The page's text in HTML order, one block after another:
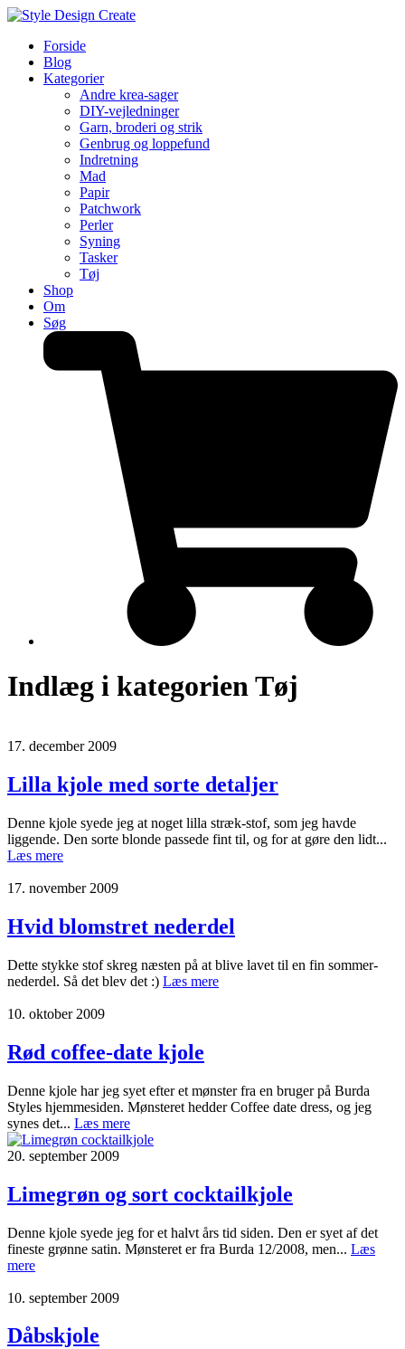
Forside
Blog
Kategorier
Andre krea-sager
DIY-vejledninger
Garn, broderi og strik
Genbrug og loppefund
Indretning
Mad
Papir
Patchwork
Perler
Syning
Tasker
Tøj
Shop
Om
Søg
Indlæg i kategorien Tøj
17. december 2009
Lilla kjole med sorte detaljer
Denne kjole syede jeg at noget lilla stræk-stof, som jeg havde
liggende. Den sorte blonde passede fint til, og for at gøre den lidt...
Læs mere
17. november 2009
Hvid blomstret nederdel
Dette stykke stof skreg næsten på at blive lavet til en fin sommer-
nederdel. Så det blev det :) Læs mere
10. oktober 2009
Rød coffee-date kjole
Denne kjole har jeg syet efter et mønster fra en bruger på Burda
Styles hjemmesiden. Mønsteret hedder Coffee date dress, og jeg
synes det... Læs mere
20. september 2009
Limegrøn og sort cocktailkjole
Denne kjole syede jeg for et halvt års tid siden. Den er syet af det
fineste grønne satin. Mønsteret er fra Burda 12/2008, men... Læs
mere
10. september 2009
Dåbskjole